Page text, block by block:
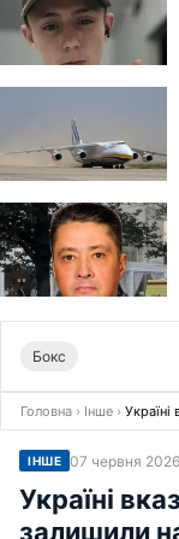
Бокс
Головна › Інше › Україні
ІНШЕ 07 червня 2026
Україні
залишили